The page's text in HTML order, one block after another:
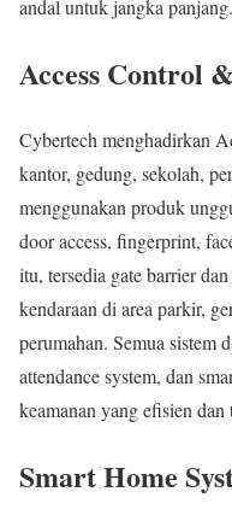
andal untuk jangka panjang.
Access Control
Cybertech menghadirkan
kantor, gedung, sekolah,
menggunakan produk
door access, fingerprint,
itu, tersedia gate barrier
kendaraan di area parkir,
perumahan. Semua sistem
attendance system, dan
keamanan yang efisien dan
Smart Home